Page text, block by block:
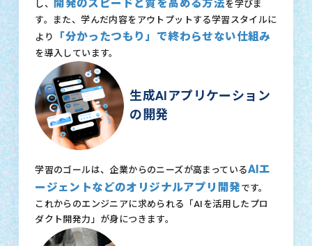
し、
開発のスピードと質を高める方法を学びま
す。また、学んだ内容をアウトプットする学習スタイルに
より
「分かったつもり」で終わらせない仕組み
を導入しています。
生成AIアプリケーション
の開発
学習のゴールは、企業からのニーズが高まっているAIエ
ージェントなどのオリジナルアプリ開発です。
これからのエンジニアに求められる「AIを活用したプロ
ダクト開発力」が身につきます。